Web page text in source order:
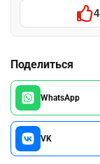
4
Поделиться
WhatsApp
VK